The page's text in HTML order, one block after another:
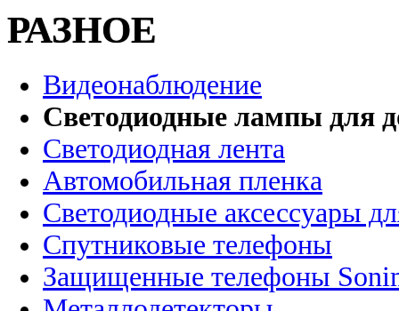
РАЗНОЕ
Видеонаблюдение
Светодиодные лампы для
Светодиодная лента
Автомобильная пленка
Светодиодные аксессуары
Спутниковые телефоны
Защищенные телефоны